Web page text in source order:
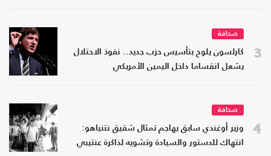
3
صحافة
كارلسون يلوح بتأسيس حزب جديد.. نفوذ الاحتلال
يشعل انقساما داخل اليمين الأمريكي
4
صحافة
وزير أوغندي سابق يهاجم تمثال شقيق نتنياهو:
انتهاك للدستور والسيادة وتشويه لذاكرة عنتيبي